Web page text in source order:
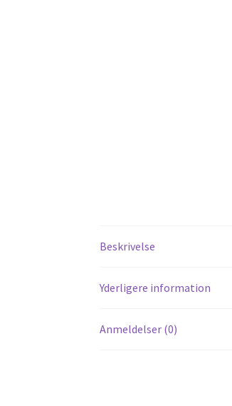
Beskrivelse
Yderligere information
Anmeldelser (0)